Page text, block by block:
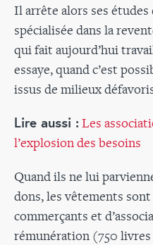
Il arrête alors ses études
spécialisée dans la
qui fait aujourd’hui
essaye, quand c’est
issus de milieux
Lire aussi : Les
l’explosion des besoins
Quand ils ne lui
dons, les vêtements
commerçants et
rémunération (750